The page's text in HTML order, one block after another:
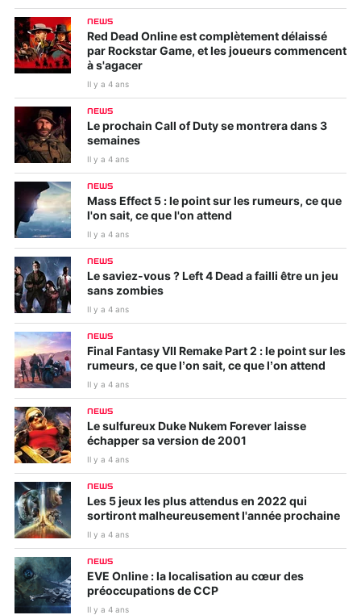
NEWS
Red Dead Online est complètement délaissé
par Rockstar Game, et les joueurs commencent
à s'agacer
Il y a 4 ans
NEWS
Le prochain Call of Duty se montrera dans 3
semaines
Il y a 4 ans
NEWS
Mass Effect 5 : le point sur les rumeurs, ce que
l'on sait, ce que l'on attend
Il y a 4 ans
NEWS
Le saviez-vous ? Left 4 Dead a failli être un jeu
sans zombies
Il y a 4 ans
NEWS
Final Fantasy VII Remake Part 2 : le point sur les
rumeurs, ce que l’on sait, ce que l’on attend
Il y a 4 ans
NEWS
Le sulfureux Duke Nukem Forever laisse
échapper sa version de 2001
Il y a 4 ans
NEWS
Les 5 jeux les plus attendus en 2022 qui
sortiront malheureusement l'année prochaine
Il y a 4 ans
NEWS
EVE Online : la localisation au cœur des
préoccupations de CCP
Il y a 4 ans